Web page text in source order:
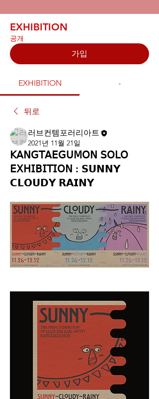
EXHIBITION
공개
가입
EXHIBITION -
뒤로
러브컨템포러리아트
2021년 11월 21일
𝖪𝖠𝖭𝖦𝖳𝖠𝖤𝖦𝖴𝖬𝖮𝖭 𝖲𝖮𝖫𝖮
𝖤𝖷𝖧𝖨𝖡𝖨𝖳𝖨𝖮𝖭 : 𝗦𝗨𝗡𝗡𝗬
𝗖𝗟𝗢𝗨𝗗𝗬 𝗥𝗔𝗜𝗡𝗬